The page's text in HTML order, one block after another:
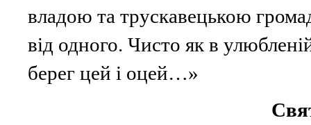
владою та трускавецькою
від одного. Чисто як в
берег цей і оцей…»